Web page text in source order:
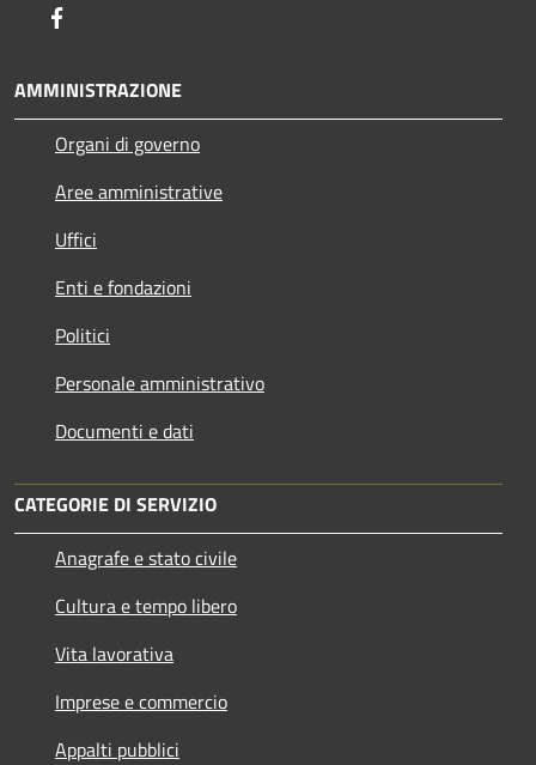
AMMINISTRAZIONE
Organi di governo
Aree amministrative
Uffici
Enti e fondazioni
Politici
Personale amministrativo
Documenti e dati
CATEGORIE DI SERVIZIO
Anagrafe e stato civile
Cultura e tempo libero
Vita lavorativa
Imprese e commercio
Appalti pubblici